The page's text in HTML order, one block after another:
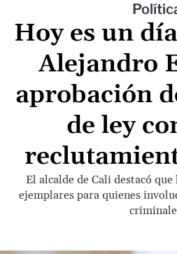
Hoy es un
Alejandro
aprobación
de ley
El alcalde de Cali destacó que
ejemplares para quienes